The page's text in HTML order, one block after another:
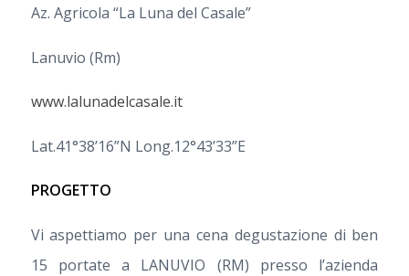
Az. Agricola “La Luna del Casale”
Lanuvio (Rm)
www.lalunadelcasale.it
Lat.41°38’16”N Long.12°43’33”E
PROGETTO
Vi aspettiamo per una cena degustazione di ben
15 portate a LANUVIO (RM) presso l’azienda